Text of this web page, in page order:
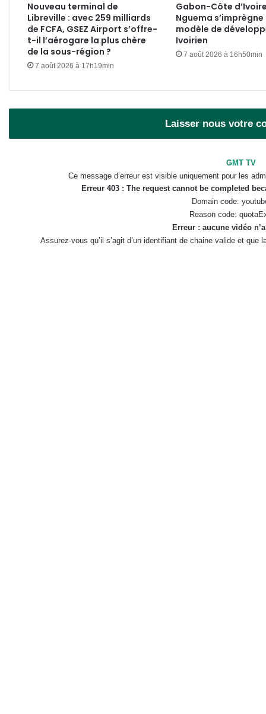
Nouveau terminal de
Libreville : avec 259 milliards
de FCFA, GSEZ Airport s’offre-
t-il l’aérogare la plus chère
de la sous-région ?
7 août 2026 à 17h19min
Gabon-Côte
Nguema s’imprègne
modèle de
Ivoirien
7 août 2026 à 16h50min
Laisser nous votre
GMT TV
Ce message d’erreur est visible uniquement pour les
Erreur 403 : The request cannot be completed
Domain code:
Reason code:
Erreur : aucune vidéo
Assurez-vous qu’il s’agit d’un identifiant de chaine valide et